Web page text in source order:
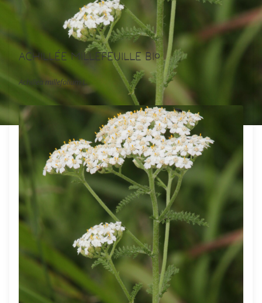
Achillée Millefeuille Bio
Achillea millefolium L.